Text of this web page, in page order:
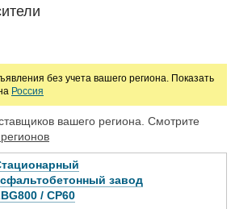
без учета вашего региона. Показать
Россия
вашего региона. Смотрите
завод
/ CP60